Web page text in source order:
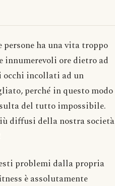
ha una vita troppo
innumerevoli ore dietro ad
occhi incollati ad un
perché in questo modo
del tutto impossibile.
diffusi della nostra società
problemi dalla propria
è assolutamente